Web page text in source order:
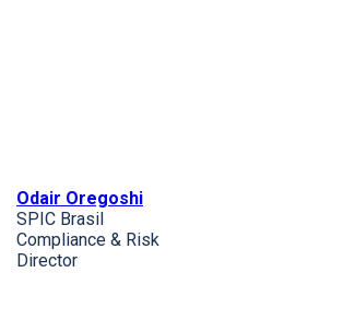
Odair Oregoshi
SPIC Brasil
Compliance & Risk
Director